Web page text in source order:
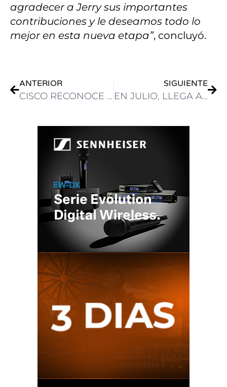
agradecer a Jerry sus importantes
contribuciones y le deseamos todo lo
mejor en esta nueva etapa”, concluyó.
ANTERIOR
CISCO RECONOCE A BVS COMO PARTNER OF THE YEAR EN «CLOUD & AI INFRASTRUCTURE»
SIGUIENTE
EN JULIO, LLEGA A LA CIUDAD DE BUENOS AIRES “BLACKMAGIC WEEK ARGENTINA 2025”